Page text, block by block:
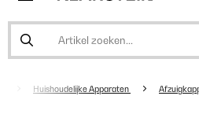
Huishoudelijke Apparaten